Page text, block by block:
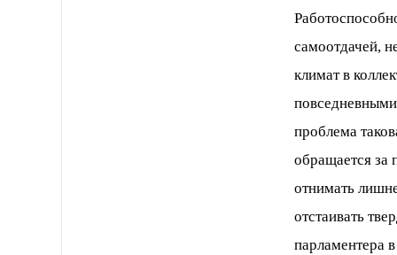
самоотдачей,
климат в
проблема
обращается за
отнимать
отстаивать
парламентера